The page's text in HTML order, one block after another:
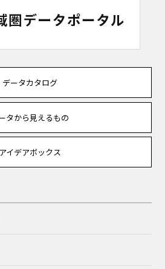
データカタログ
タから見えるもの
アイデアボックス